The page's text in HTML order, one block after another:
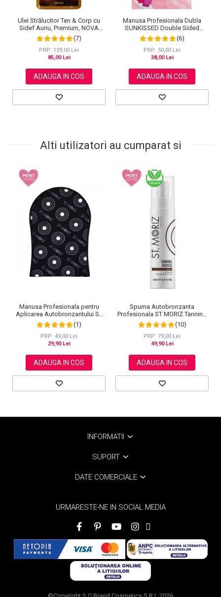
Ulei Strălucitor Ten & Corp cu
Sidef Auriu, Premium, NOVA
KISS®, 50 ml(7)
PRP: 139,00 Lei
85,00 Lei
ADAUGA IN COS
Manusa Profesionala Dubla
SUNKISSED Double Sided
pentru Exfolierea Pielii
(6)
PRP: 50,00 Lei
38,00 Lei
ADAUGA IN COS
Alti utilizatori au cumparat si
Manusa Profesionala pentru
Aplicarea Autobronzantului ST
MORIZ Velvet Tanning Mitt
(1)
PRP: 49,00 Lei
29,90 Lei
ADAUGA IN COS
Spuma Autobronzanta
Profesionala ST MORIZ Tanning
Mousse, Efect instant, Dark, 200
ml
(10)
PRP: 79,00 Lei
49,90 Lei
ADAUGA IN COS
INFORMATII
SUPORT
DATE COMERCIALE
URMARESTE-NE IN SOCIAL MEDIA